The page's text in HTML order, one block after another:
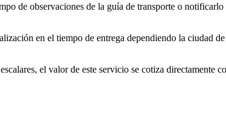
de observaciones de la guía de transporte o
en el tiempo de entrega dependiendo la ciudad de
el valor de este servicio se cotiza directamente